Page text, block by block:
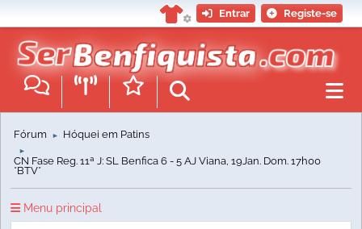
Entrar Registe-se
Fórum ► Hóquei em Patins
►
CN Fase Reg. 11ª J: SL Benfica 6 - 5 AJ Viana, 19Jan. Dom. 17h00
*BTV*
Menu principal